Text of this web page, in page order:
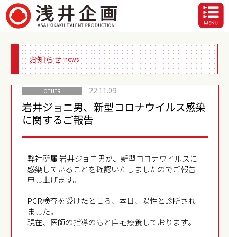
お知らせ news
OTHER 22.11.09
岩井ジョニ男、新型コロナウイルス感染
に関するご報告
弊社所属 岩井ジョニ男が、新型コロナウイルスに
感染していることを確認いたしましたのでご報告
申し上げます。
PCR検査を受けたところ、本日、陽性と診断され
ました。
現在、医師の指導のもと自宅療養しております。